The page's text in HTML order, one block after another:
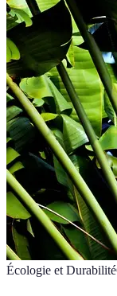
Écologie et Durabilité